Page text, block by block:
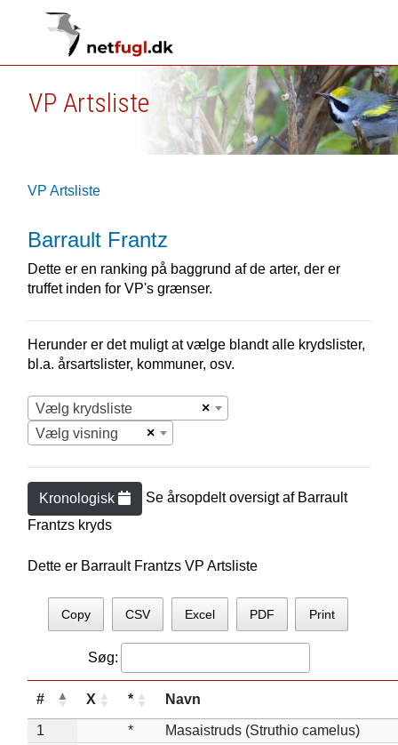
VP Artsliste
VP Artsliste
Barrault Frantz
Dette er en ranking på baggrund af de arter, der er
truffet inden for VP's grænser.
Herunder er det muligt at vælge blandt alle krydslister,
bl.a. årsartslister, kommuner, osv.
×
Vælg krydsliste
×
Vælg visning
Kronologisk Se årsopdelt oversigt af Barrault
Frantzs kryds
Dette er Barrault Frantzs VP Artsliste
Copy CSV Excel PDF Print
Søg:
# X * Navn
1 *
Masaistruds (Struthio camelus)